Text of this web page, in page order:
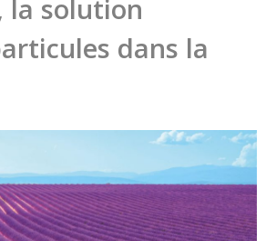
la solution
dans la